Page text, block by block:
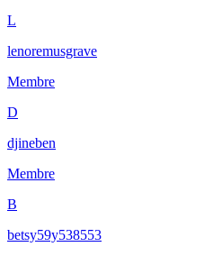
L
lenoremusgrave
Membre
D
djineben
Membre
B
betsy59y538553